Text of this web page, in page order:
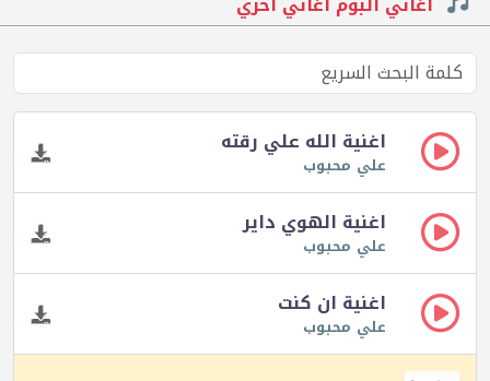
اغنية الله علي رقته
علي محبوب
اغنية الهوي داير
علي محبوب
اغنية ان كنت
علي محبوب